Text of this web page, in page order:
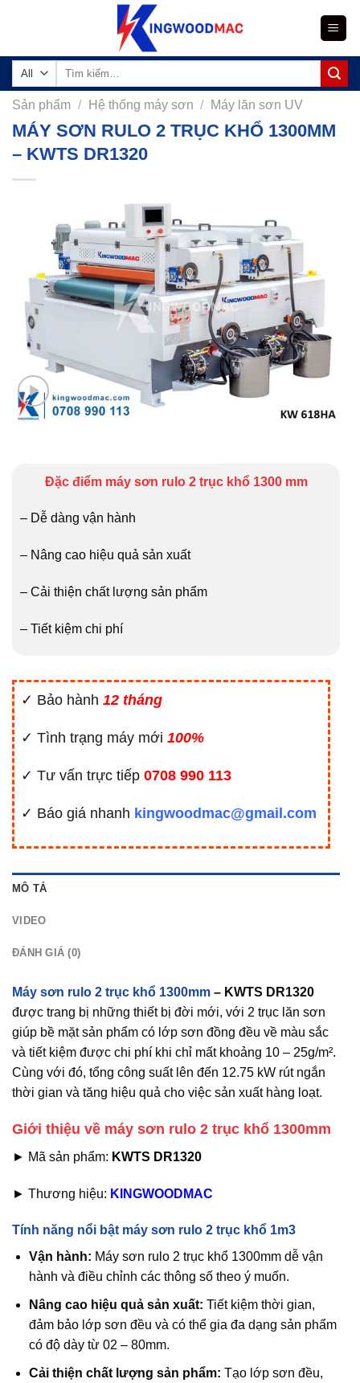
Tìm
Sản phẩm / Hệ thống máy sơn / Máy lăn sơn UV
MÁY SƠN RULO 2 TRỤC KHỔ 1300MM
– KWTS DR1320
Đặc điểm máy sơn rulo 2 trục khổ 1300 mm
– Dễ dàng vận hành
– Nâng cao hiệu quả sản xuất
– Cải thiện chất lượng sản phẩm
– Tiết kiệm chi phí
✓ Bảo hành 12 tháng
✓ Tình trạng máy mới 100%
✓ Tư vấn trực tiếp 0708 990 113
✓ Báo giá nhanh kingwoodmac@gmail.com
MÔ TẢ
VIDEO
ĐÁNH GIÁ (0)
Máy sơn rulo 2 trục khổ 1300mm – KWTS DR1320
được trang bị những thiết bị đời mới, với 2 trục lăn sơn
giúp bề mặt sản phẩm có lớp sơn đồng đều về màu sắc
và tiết kiệm được chi phí khi chỉ mất khoảng 10 – 25g/m².
Cùng với đó, tổng công suất lên đến 12.75 kW rút ngắn
thời gian và tăng hiệu quả cho việc sản xuất hàng loạt.
Giới thiệu về máy sơn rulo 2 trục khổ 1300mm
► Mã sản phẩm: KWTS DR1320
► Thương hiệu: KINGWOODMAC
Tính năng nổi bật máy sơn rulo 2 trục khổ 1m3
Vận hành: Máy sơn rulo 2 trục khổ 1300mm dễ vận
hành và điều chỉnh các thông số theo ý muốn.
Nâng cao hiệu quả sản xuất: Tiết kiệm thời gian,
đảm bảo lớp sơn đều và có thể gia đa dạng sản phẩm
có độ dày từ 02 – 80mm.
Cải thiện chất lượng sản phẩm: Tạo lớp sơn đều,